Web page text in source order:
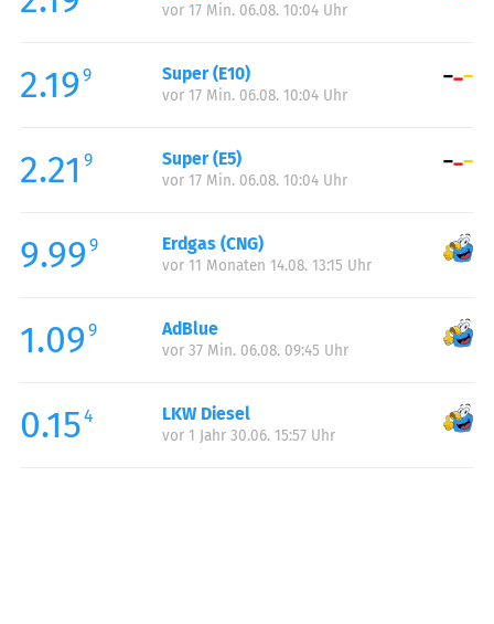
Donnerstag:
Samstag:
07:00-22:00
Sonntag:
vor 17 Min. 06.08. 10:04 Uhr
2.19 9 Super (E10)
vor 17 Min. 06.08. 10:04 Uhr
2.21 9 Super (E5)
vor 17 Min. 06.08. 10:04 Uhr
9.99 9 Erdgas (CNG)
vor 11 Monaten 14.08. 13:15 Uhr
1.09 9 AdBlue
vor 37 Min. 06.08. 09:45 Uhr
0.154 LKW Diesel
vor 1 Jahr 30.06. 15:57 Uhr